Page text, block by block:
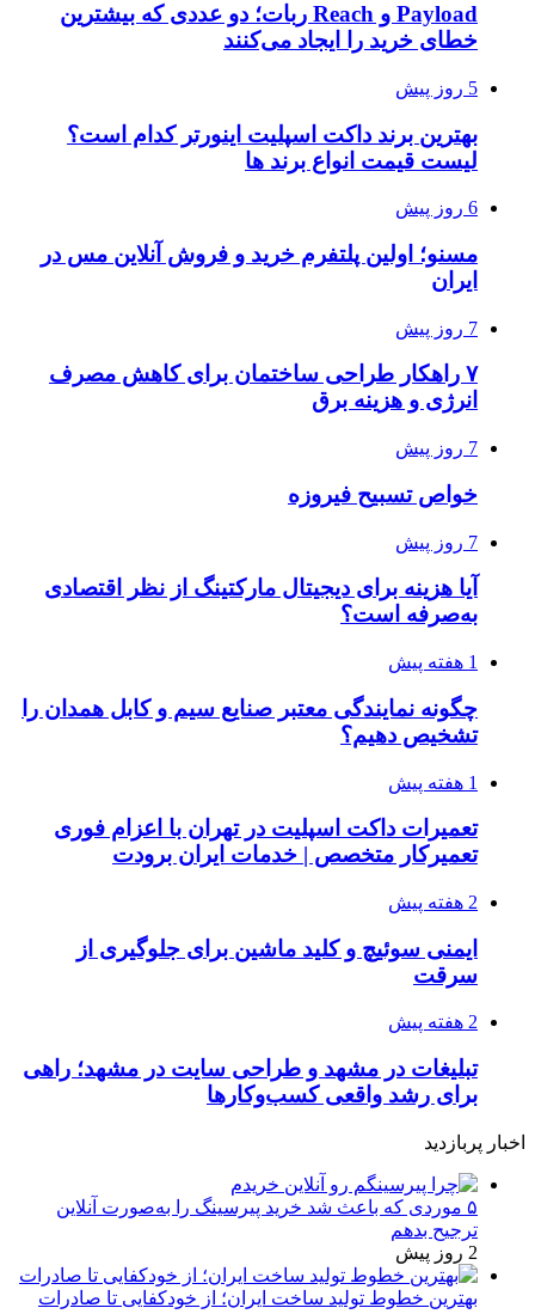
Payload و Reach ربات؛ دو عددی که بیشترین
خطای خرید را ایجاد می‌کنند
5 روز پیش
بهترین برند داکت اسپلیت اینورتر کدام است؟
لیست قیمت انواع برند ها
6 روز پیش
مسنو؛ اولین پلتفرم خرید و فروش آنلاین مس در
ایران
7 روز پیش
۷ راهکار طراحی ساختمان برای کاهش مصرف
انرژی و هزینه برق
7 روز پیش
خواص تسبیح فیروزه
7 روز پیش
آیا هزینه برای دیجیتال مارکتینگ از نظر اقتصادی
به‌صرفه است؟
1 هفته پیش
چگونه نمایندگی معتبر صنایع سیم و کابل همدان را
تشخیص دهیم؟
1 هفته پیش
تعمیرات داکت اسپلیت در تهران با اعزام فوری
تعمیرکار متخصص | خدمات ایران برودت
2 هفته پیش
ایمنی سوئیچ و کلید ماشین برای جلوگیری از
سرقت
2 هفته پیش
تبلیغات در مشهد و طراحی سایت در مشهد؛ راهی
برای رشد واقعی کسب‌وکارها
اخبار پربازدید
۵ موردی که باعث شد خرید پیرسینگ را به‌صورت آنلاین
ترجیح بدهم
2 روز پیش
بهترین خطوط تولید ساخت ایران؛ از خودکفایی تا صادرات